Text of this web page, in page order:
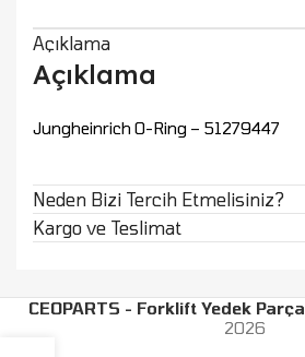
Açıklama
Açıklama
Jungheinrich O-Ring – 51279447
Neden Bizi Tercih Etmelisiniz?
Kargo ve Teslimat
CEOPARTS - Forklift Yedek Parça
2026